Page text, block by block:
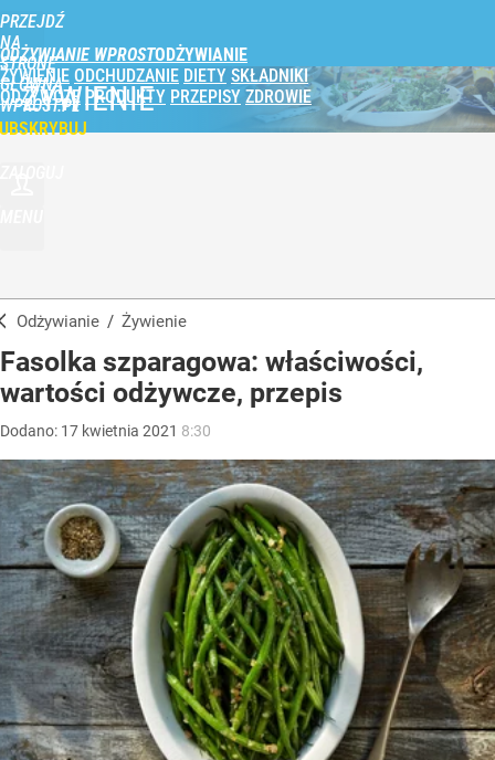
PRZEJDŹ
NA
STRONĘ
GŁÓWNĄ
WPROST.PL
ODŻYWIANIE WPROST
ŻYWIENIE ODCHUDZANIE DIETY SKŁADNIKI
ODŻYWCZE PRODUKTY PRZEPISY ZDROWIE
ŻYWIENIE
Odżywianie / Żywienie
Fasolka szparagowa: właściwości,
wartości odżywcze, przepis
Dodano: 17 kwietnia 2021 8:30